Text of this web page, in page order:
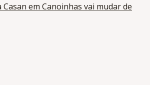
Casan em Canoinhas vai mudar de